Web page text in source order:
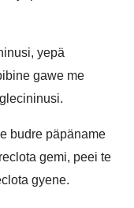
yepä
gawe me
budre päpäname
gemi, peei te
gyene.